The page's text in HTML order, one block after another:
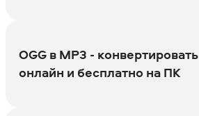
OGG в MP3 - конвертировать
онлайн и бесплатно на ПК